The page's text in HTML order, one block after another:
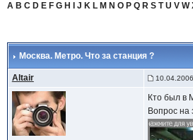
A B C D E F G H J K L M N O P Q R S T U V W
Москва. Метро. Что за станция ?
Altair
Кто был в
Вопрос на